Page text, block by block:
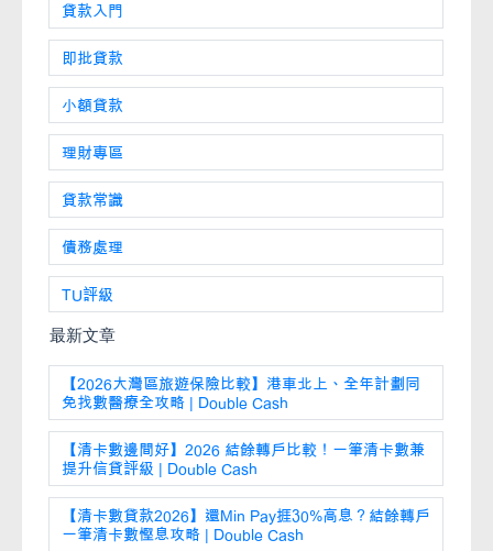
貸款入門
即批貸款
小額貸款
理財專區
貸款常識
債務處理
TU評級
最新文章
【2026大灣區旅遊保險比較】港車北上、全年計劃同
免找數醫療全攻略 | Double Cash
【清卡數邊間好】2026 結餘轉戶比較！一筆清卡數兼
提升信貸評級 | Double Cash
【清卡數貸款2026】還Min Pay捱30%高息？結餘轉戶
一筆清卡數慳息攻略 | Double Cash